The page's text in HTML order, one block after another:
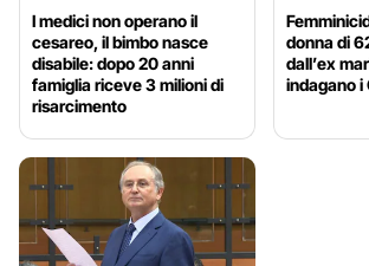
I medici non operano il
cesareo, il bimbo nasce
disabile: dopo 20 anni
famiglia riceve 3 milioni di
risarcimento
donna di
dall’ex
indagano i